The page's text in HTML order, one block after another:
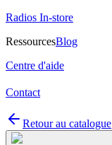
Radios In-store
RessourcesBlog
Centre d'aide
Contact
Retour au catalogue